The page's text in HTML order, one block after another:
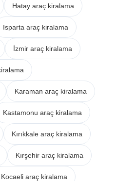
Hatay araç kiralama
Isparta araç kiralama
İzmir araç kiralama
Karaman araç kiralama
Kastamonu araç kiralama
Kırıkkale araç kiralama
Kırşehir araç kiralama
Kocaeli araç kiralama